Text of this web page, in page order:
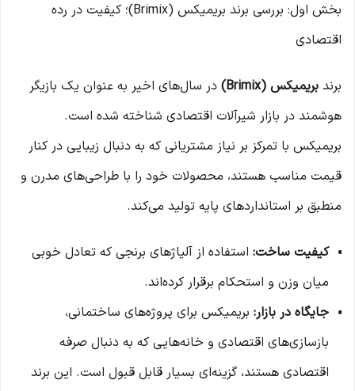
بخش اول: بررسی برند بریمیکس (Brimix)؛ کیفیت در رده
اقتصادی
برند بریمیکس (Brimix)
در سال‌های اخیر به عنوان یک بازیگر
هوشمند در بازار شیرآلات اقتصادی شناخته شده است.
بریمیکس با تمرکز بر نیاز مشتریانی که به دنبال زیبایی در کنار
قیمت مناسب هستند، محصولات خود را با طراحی‌های مدرن و
منطبق بر استانداردهای پایه تولید می‌کند.
کیفیت ساخت: استفاده از آلیاژهای برنجی که تعادل خوبی
میان وزن و استحکام برقرار کرده‌اند.
جایگاه در بازار: بریمیکس برای پروژه‌های ساختمانی،
بازسازی‌های اقتصادی و خانه‌هایی که به دنبال صرفه
اقتصادی هستند، گزینه‌ای بسیار قابل قبول است. این برند